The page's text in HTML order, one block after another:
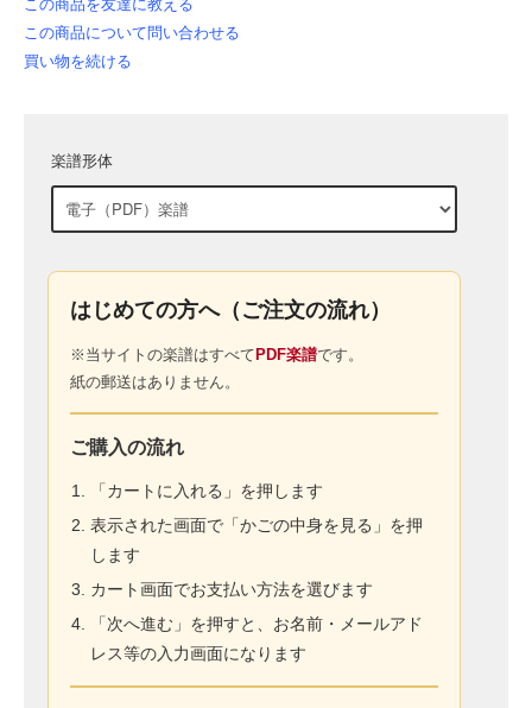
この商品を友達に教える
この商品について問い合わせる
買い物を続ける
楽譜形体
はじめての方へ（ご注文の流れ）
※当サイトの楽譜はすべて PDF楽譜です。
紙の郵送はありません。
ご購入の流れ
「カートに入れる」を押します
表示された画面で「かごの中身を見る」を押
します
カート画面でお支払い方法を選びます
「次へ進む」を押すと、お名前・メールアド
レス等の入力画面になります